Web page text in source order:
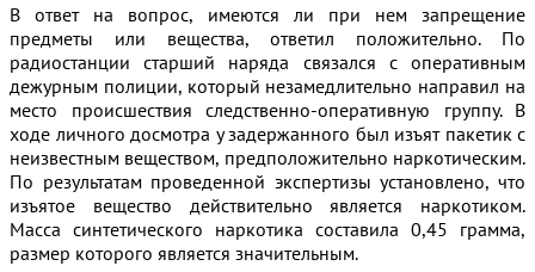
В ответ на вопрос, имеются ли при нем запрещение
предметы или вещества, ответил положительно. По
радиостанции старший наряда связался с оперативным
дежурным полиции, который незамедлительно направил на
место происшествия следственно-оперативную группу. В
ходе личного досмотра у задержанного был изъят пакетик с
неизвестным веществом, предположительно наркотическим.
По результатам проведенной экспертизы установлено, что
изъятое вещество действительно является наркотиком.
Масса синтетического наркотика составила 0,45 грамма,
размер которого является значительным.